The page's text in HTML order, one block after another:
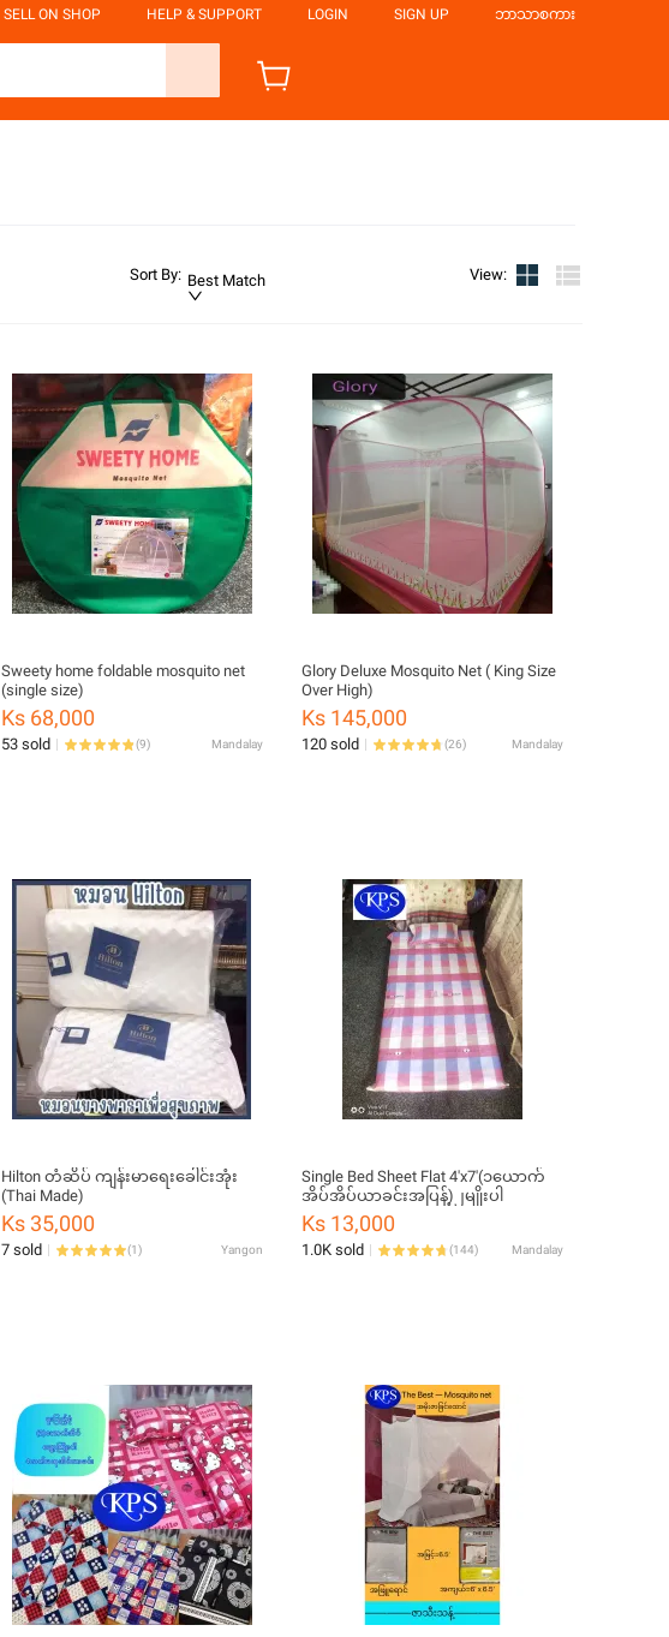
SELL ON SHOP HELP & SUPPORT LOGIN SIGN UP ဘာသာစကား
Sort By: Best Match View:
Sweety home foldable mosquito net
(single size)
Ks 68,000
53 sold (9) Mandalay
Glory Deluxe Mosquito Net ( King Size
Over High)
Ks 145,000
120 sold (26) Mandalay
Hilton တံဆိပ် ကျန်းမာရေးခေါင်းအုံး
(Thai Made)
Ks 35,000
7 sold (1) Yangon
Single Bed Sheet Flat 4'x7'(၁ယောက်
အိပ်အိပ်ယာခင်းအပြန့်)၂မျိုးပါ
Ks 13,000
1.0K sold (144) Mandalay